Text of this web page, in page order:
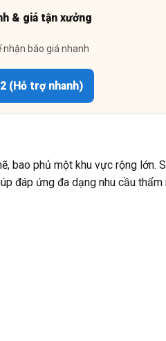
& giá tận xưởng
nhận báo giá nhanh
(Hỗ trợ nhanh)
bao phủ một khu vực rộng lớn.
đáp ứng đa dạng nhu cầu